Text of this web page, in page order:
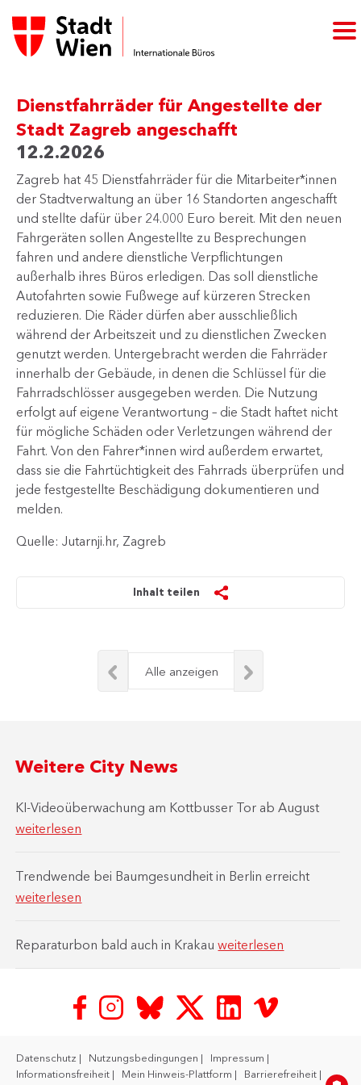
Dienstfahrräder für Angestellte der
Stadt Zagreb angeschafft
12.2.2026
Zagreb hat 45 Dienstfahrräder für die Mitarbeiter*innen
der Stadtverwaltung an über 16 Standorten angeschafft
und stellte dafür über 24.000 Euro bereit. Mit den neuen
Fahrgeräten sollen Angestellte zu Besprechungen
fahren und andere dienstliche Verpflichtungen
außerhalb ihres Büros erledigen. Das soll dienstliche
Autofahrten sowie Fußwege auf kürzeren Strecken
reduzieren. Die Räder dürfen aber ausschließlich
während der Arbeitszeit und zu dienstlichen Zwecken
genutzt werden. Untergebracht werden die Fahrräder
innerhalb der Gebäude, in denen die Schlüssel für die
Fahrradschlösser ausgegeben werden. Die Nutzung
erfolgt auf eigene Verantwortung – die Stadt haftet nicht
für mögliche Schäden oder Verletzungen während der
Fahrt. Von den Fahrer*innen wird außerdem erwartet,
dass sie die Fahrtüchtigkeit des Fahrrads überprüfen und
jede festgestellte Beschädigung dokumentieren und
melden.
Quelle: Jutarnji.hr, Zagreb
Inhalt teilen
Alle anzeigen
Weitere City News
KI-Videoüberwachung am Kottbusser Tor ab August
weiterlesen
Trendwende bei Baumgesundheit in Berlin erreicht
weiterlesen
Reparaturbon bald auch in Krakauweiterlesen
Datenschutz Nutzungsbedingungen
Impressum
Informationsfreiheit
Mein Hinweis-Plattform
Barrierefreiheit